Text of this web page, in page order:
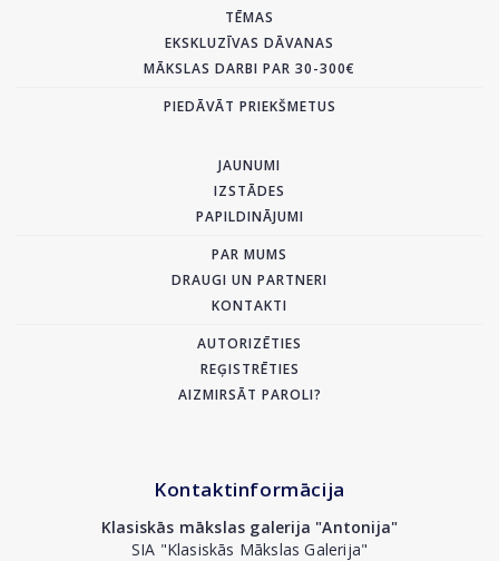
TĒMAS
EKSKLUZĪVAS DĀVANAS
MĀKSLAS DARBI PAR 30-300€
PIEDĀVĀT PRIEKŠMETUS
JAUNUMI
IZSTĀDES
PAPILDINĀJUMI
PAR MUMS
DRAUGI UN PARTNERI
KONTAKTI
AUTORIZĒTIES
REĢISTRĒTIES
AIZMIRSĀT PAROLI?
Kontaktinformācija
Klasiskās mākslas galerija "Antonija"
SIA "Klasiskās Mākslas Galerija"